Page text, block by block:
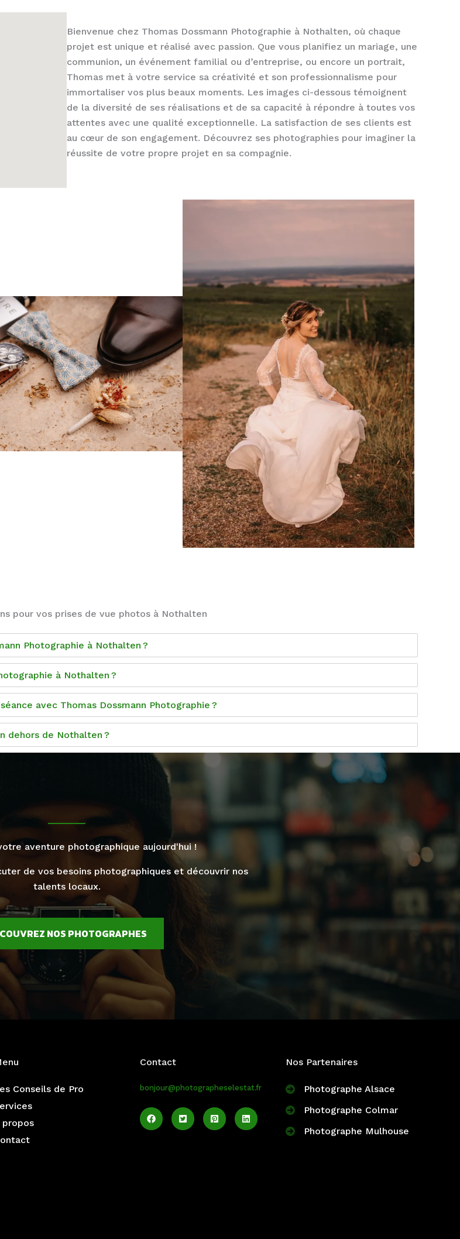
Bienvenue chez Thomas Dossmann Photographie à Nothalten, où chaque
projet est unique et réalisé avec passion. Que vous planifiez un mariage, une
communion, un événement familial ou d’entreprise, ou encore un portrait,
Thomas met à votre service sa créativité et son professionnalisme pour
immortaliser vos plus beaux moments. Les images ci-dessous témoignent
de la diversité de ses réalisations et de sa capacité à répondre à toutes vos
attentes avec une qualité exceptionnelle. La satisfaction de ses clients est
au cœur de son engagement. Découvrez ses photographies pour imaginer la
réussite de votre propre projet en sa compagnie.
pour vos prises de vue photos à Nothalten
Photographie à Nothalten ?
à Nothalten ?
avec Thomas Dossmann Photographie ?
dehors de Nothalten ?
aventure photographique aujourd'hui !
de vos besoins photographiques et découvrir nos
talents locaux.
NOS PHOTOGRAPHES
Conseils de Pro
propos
Contact
bonjour@photographeselestat.fr
Nos Partenaires
Photographe Alsace
Photographe Colmar
Photographe Mulhouse